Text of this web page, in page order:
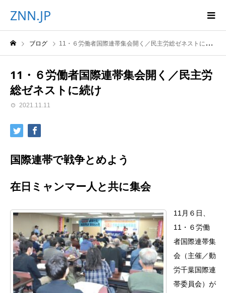
ZNN.JP
ブログ 11・６労働者国際連帯集会開く／民主労総ゼネストに続け
11・６労働者国際連帯集会開く／民主労
総ゼネストに続け
2021.11.11
国際連帯で戦争とめよう
在日ミャンマー人と共に集会
11月６日、
11・６労働
者国際連帯集
会（主催／動
労千葉国際連
帯委員会）が